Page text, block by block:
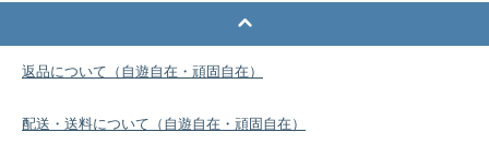
返品について（自遊自在・頑固自在）
配送・送料について（自遊自在・頑固自在）